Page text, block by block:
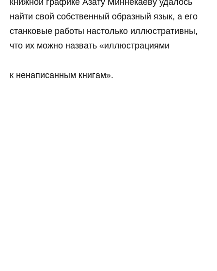
книжной графике Азату Миннекаеву удалось
найти свой собственный образный язык, а его
станковые работы настолько иллюстративны,
что их можно назвать «иллюстрациями
к ненаписанным книгам».